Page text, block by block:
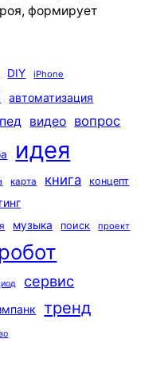
формирует
DIY iPhone
автоматизация
видео вопрос
идея
карта книга
концепт
музыка поиск проект
робот
сервис
тренд